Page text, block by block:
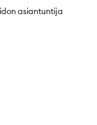
asiantuntija